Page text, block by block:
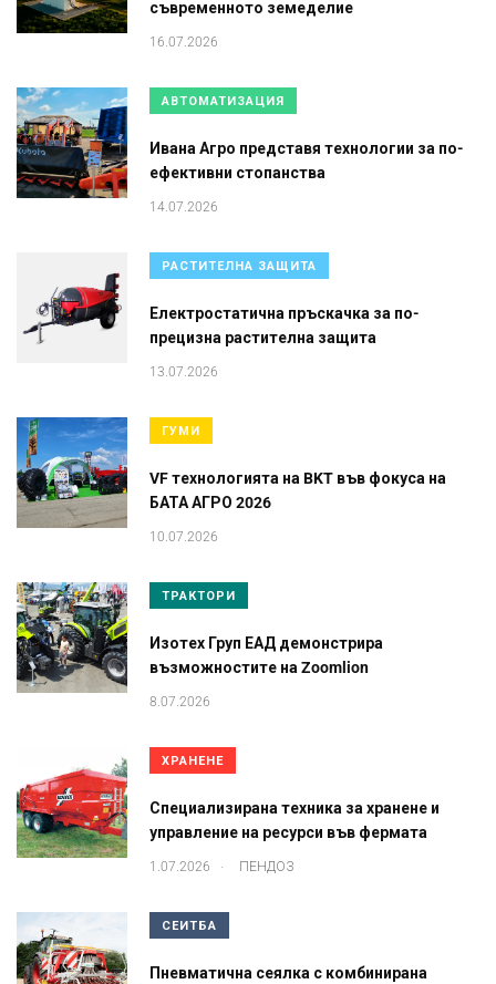
съвременното земеделие
16.07.2026
АВТОМАТИЗАЦИЯ
Ивана Агро представя технологии за по-
ефективни стопанства
14.07.2026
РАСТИТЕЛНА ЗАЩИТА
Електростатична пръскачка за по-
прецизна растителна защита
13.07.2026
ГУМИ
VF технологията на BKT във фокуса на
БАТА АГРО 2026
10.07.2026
ТРАКТОРИ
Изотех Груп ЕАД демонстрира
възможностите на Zoomlion
8.07.2026
ХРАНЕНЕ
Специализирана техника за хранене и
управление на ресурси във фермата
1.07.2026 . ПЕНДОЗ
СЕИТБА
Пневматична сеялка с комбинирана